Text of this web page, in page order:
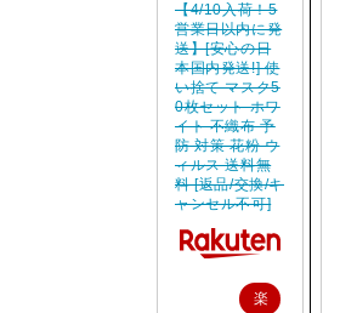
【4/10入荷！5
営業日以内に発
送】[安心の日
本国内発送!] 使
い捨て マスク5
0枚セット ホワ
イト 不織布 予
防 対策 花粉 ウ
ィルス 送料無
料 [返品/交換/キ
ャンセル不可]
楽